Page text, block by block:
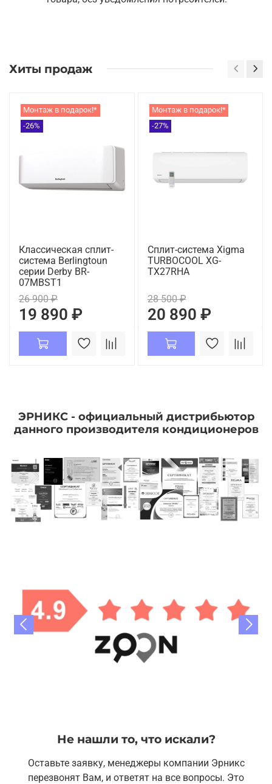
Хиты продаж
Монтаж в подарок!*
-26%
Классическая сплит-
система Berlingtoun
серии Derby BR-
07MBST1
26 900 ₽
19 890 ₽
Монтаж в подарок!*
-27%
Сплит-система Xigma
TURBOCOOL XG-
TX27RHA
28 500 ₽
20 890 ₽
ЭРНИКС - официальный дистрибьютор
данного производителя кондиционеров
Не нашли то, что искали?
Оставьте заявку, менеджеры компании Эрникс
перезвонят Вам, и ответят на все вопросы. Это